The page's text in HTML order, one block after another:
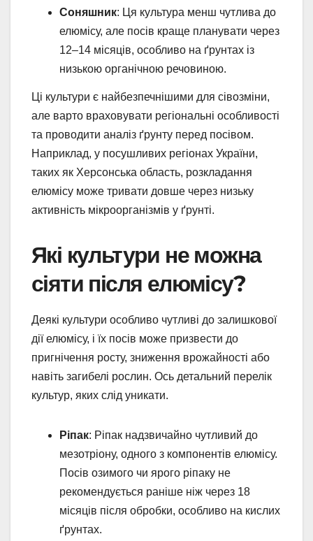
Соняшник: Ця культура менш чутлива до
елюмісу, але посів краще планувати через
12–14 місяців, особливо на ґрунтах із
низькою органічною речовиною.
Ці культури є найбезпечнішими для сівозміни,
але варто враховувати регіональні особливості
та проводити аналіз ґрунту перед посівом.
Наприклад, у посушливих регіонах України,
таких як Херсонська область, розкладання
елюмісу може тривати довше через низьку
активність мікроорганізмів у ґрунті.
Які культури не можна
сіяти після елюмісу?
Деякі культури особливо чутливі до залишкової
дії елюмісу, і їх посів може призвести до
пригнічення росту, зниження врожайності або
навіть загибелі рослин. Ось детальний перелік
культур, яких слід уникати.
Ріпак: Ріпак надзвичайно чутливий до
мезотріону, одного з компонентів елюмісу.
Посів озимого чи ярого ріпаку не
рекомендується раніше ніж через 18
місяців після обробки, особливо на кислих
ґрунтах.